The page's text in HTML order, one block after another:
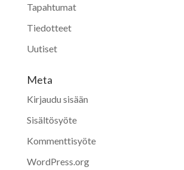
Tapahtumat
Tiedotteet
Uutiset
Meta
Kirjaudu sisään
Sisältösyöte
Kommenttisyöte
WordPress.org